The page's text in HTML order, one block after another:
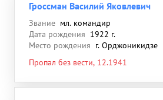
Гроссман Василий Яковлевич
Звание мл. командир
Дата рождения 1922 г.
Место рождения г. Орджоникидзе
Пропал без вести, 12.1941